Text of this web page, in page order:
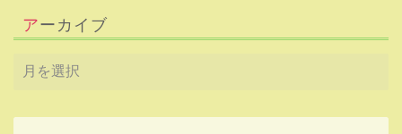
アーカイブ